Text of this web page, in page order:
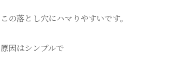
この落とし穴にハマりやすいです。
原因はシンプルで